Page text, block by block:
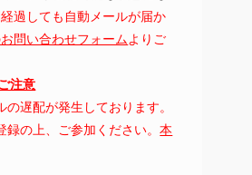
過しても自動メールが届か
問い合わせフォームよりご
注意
遅配が発生しております。
録の上、ご参加ください。本